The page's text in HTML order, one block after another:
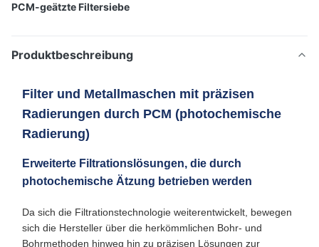
PCM-geätzte Filtersiebe
Produktbeschreibung
Filter und Metallmaschen mit präzisen
Radierungen durch PCM (photochemische
Radierung)
Erweiterte Filtrationslösungen, die durch
photochemische Ätzung betrieben werden
Da sich die Filtrationstechnologie weiterentwickelt, bewegen
sich die Hersteller über die herkömmlichen Bohr- und
Bohrmethoden hinweg hin zu präzisen Lösungen zur